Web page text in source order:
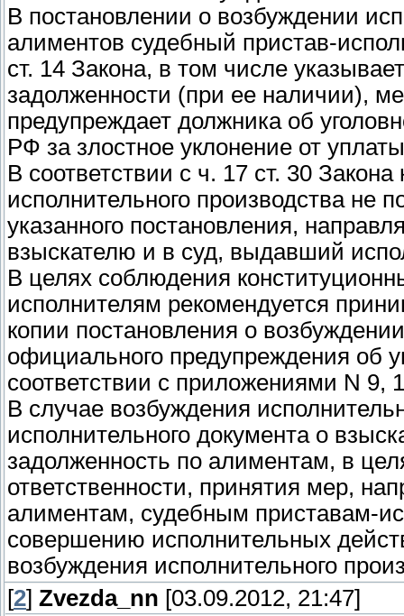
В постановлении о возбуждении
алиментов судебный пристав-
ст. 14 Закона, в том числе
задолженности (при ее наличии),
предупреждает должника об
РФ за злостное уклонение от
В соответствии с ч. 17 ст. 30
исполнительного производства не
указанного постановления,
взыскателю и в суд, выдавший
В целях соблюдения
исполнителям рекомендуется
копии постановления о
официального предупреждения об
соответствии с приложениями N 9,
В случае возбуждения
исполнительного документа о
задолженность по алиментам, в
ответственности, принятия мер,
алиментам, судебным приставам-
совершению исполнительных
возбуждения исполнительного
[2] Zvezda_nn [03.09.2012, 21:47]